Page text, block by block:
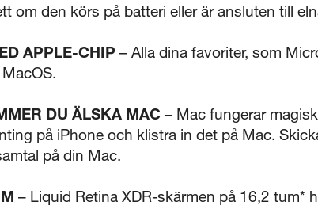
om den körs på batteri eller är ansluten till
APPLE-CHIP – Alla dina favoriter, som
DU ÄLSKA MAC – Mac fungerar
på iPhone och klistra in det på Mac.
på din Mac.
– Liquid Retina XDR-skärmen på 16,2 tum*